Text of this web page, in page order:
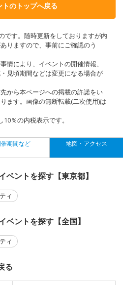
トのトップへ戻る
です。随時更新をしておりますが内
りますので、事前にご確認のう
情により、イベントの開催情報、
見頃期間などは変更になる場合が
から本ページへの掲載の許諾をい
ます。画像の無断転載(二次使用)は
％の内税表示です。
期間など 地図・アクセス
ベントを探す【東京都】
ィ
ベントを探す【全国】
ィ
る